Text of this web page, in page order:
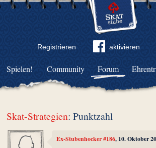
Registrieren aktivieren
Community Forum
Spielen!
Skat-Strategien: Punktzahl
Ex-Stubenhocker #186, 10. Oktober